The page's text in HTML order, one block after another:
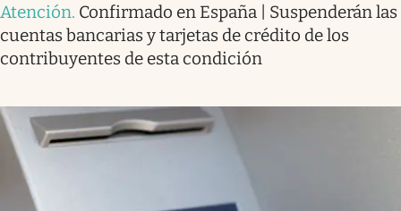
Atención. Confirmado en España | Suspenderán las
cuentas bancarias y tarjetas de crédito de los
contribuyentes de esta condición